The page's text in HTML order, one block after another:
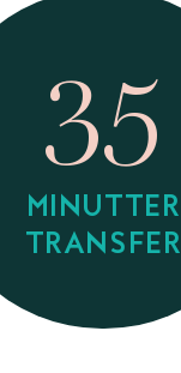
35
MINUTTER
TRANSFER